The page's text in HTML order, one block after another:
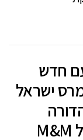
חדש
ישראל
מוגבלת של M&M